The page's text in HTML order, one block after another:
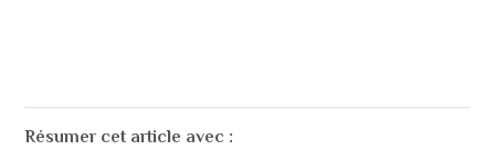
Résumer cet article avec :